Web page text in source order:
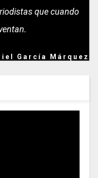
que cuando
García Márquez